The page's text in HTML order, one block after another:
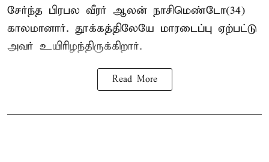
சேர்ந்த பிரபல வீரர் ஆலன் நாசிமெண்டோ(34)
காலமானார். தூக்கத்திலேயே மாரடைப்பு ஏற்பட்டு
அவர் உயிரிழந்திருக்கிறார்.
Read More